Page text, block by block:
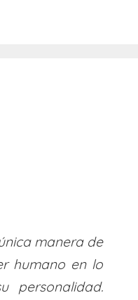
manera de
humano en lo
personalidad.